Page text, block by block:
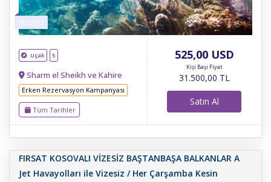
Uçak 5
Sharm el Sheikh ve Kahire
Erken Rezervasyon Kampanyası
Tüm Tarihler
525,00USD
Kişi Başı Fiyat
31.500,00 TL
Satın Al
FIRSAT KOSOVALI VİZESİZ BAŞTANBAŞA BALKANLAR A
Jet Havayolları ile Vizesiz / Her Çarşamba Kesin